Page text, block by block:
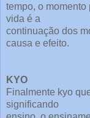
tempo, o momento
vida é a
continuação dos
causa e efeito.
KYO
Finalmente kyo
significando